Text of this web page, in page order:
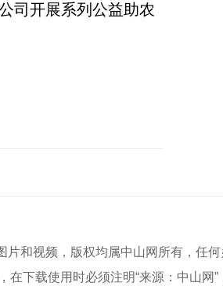
司开展系列公益助农
片和视频，版权均属中山网所有，任
下载使用时必须注明“来源：中山网”